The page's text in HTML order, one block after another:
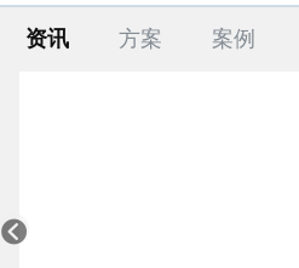
资讯 方案 案例
